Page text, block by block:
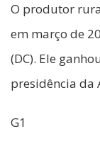
O produtor
em março de
(DC). Ele
presidência da
G1